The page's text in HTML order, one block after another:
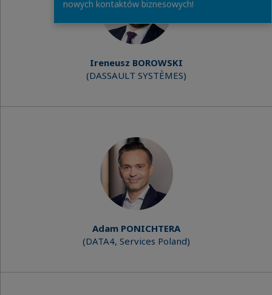
Ireneusz BOROWSKI
(DASSAULT SYSTÈMES)
Adam PONICHTERA
(DATA4, Services Poland)
nowych kontaktów biznesowych!